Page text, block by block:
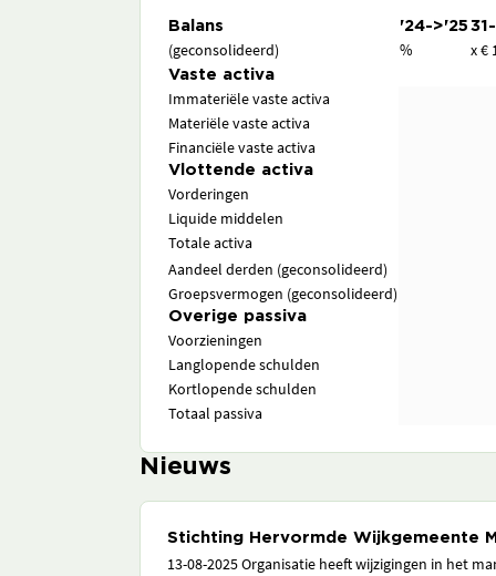
Balans '24->'25
(geconsolideerd) % x €
Vaste activa
Immateriële vaste activa
Materiële vaste activa
Financiële vaste activa
Vlottende activa
Vorderingen
Liquide middelen
Totale activa
Aandeel derden (geconsolideerd)
Groepsvermogen (geconsolideerd)
Overige passiva
Voorzieningen
Langlopende schulden
Kortlopende schulden
Totaal passiva
Nieuws
Stichting Hervormde Wijkgemeente
13-08-2025 Organisatie heeft wijzigingen in het